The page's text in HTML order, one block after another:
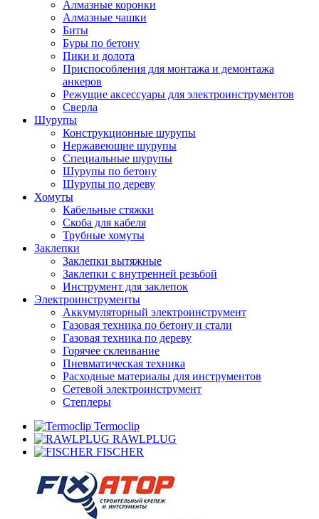
Алмазные коронки
Алмазные чашки
Биты
Буры по бетону
Пики и долота
Приспособления для монтажа и демонтажа
анкеров
Режущие аксессуары для электроинструментов
Сверла
Шурупы
Конструкционные шурупы
Нержавеющие шурупы
Специальные шурупы
Шурупы по бетону
Шурупы по дереву
Хомуты
Кабельные стяжки
Скоба для кабеля
Трубные хомуты
Заклепки
Заклепки вытяжные
Заклепки с внутренней резьбой
Инструмент для заклепок
Электроинструменты
Аккумуляторный электроинструмент
Газовая техника по бетону и стали
Газовая техника по дереву
Горячее склеивание
Пневматическая техника
Расходные материалы для инструментов
Сетевой электроинструмент
Степлеры
Termoclip
RAWLPLUG
FISCHER